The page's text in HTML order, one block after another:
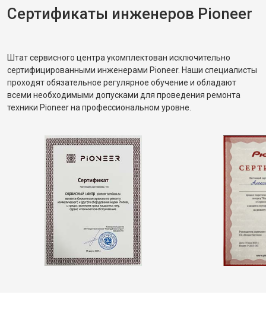
Сертификаты инженеров Pioneer
Штат сервисного центра укомплектован исключительно
сертифицированными инженерами Pioneer. Наши специалисты
проходят обязательное регулярное обучение и обладают
всеми необходимыми допусками для проведения ремонта
техники Pioneer на профессиональном уровне.